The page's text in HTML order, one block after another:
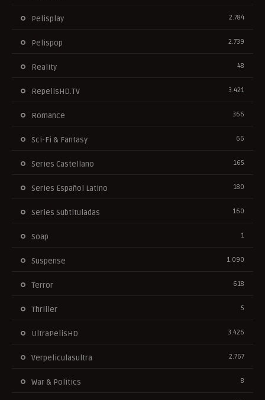
Pelisplay 2.784
Pelispop 2.739
Reality 48
RepelisHD.TV 3.421
Romance 366
Sci-Fi & Fantasy 66
Series Castellano 165
Series Español Latino 180
Series Subtituladas 160
Soap 1
Suspense 1.090
Terror 618
Thriller 5
UltraPelisHD 3.426
Verpeliculasultra 2.767
War & Politics 8